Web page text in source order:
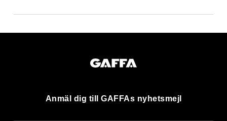
Anmäl dig till GAFFAs nyhetsmejl